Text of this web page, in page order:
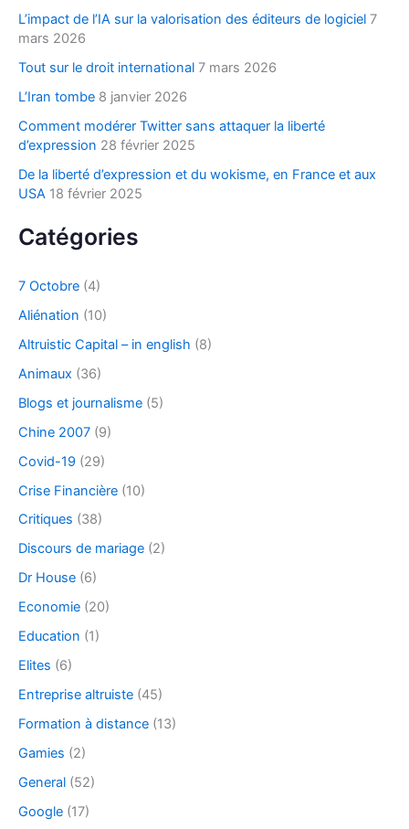
r
:
L’impact de l’IA sur la valorisation des éditeurs de logiciel 7
mars 2026
Tout sur le droit international 7 mars 2026
L’Iran tombe 8 janvier 2026
Comment modérer Twitter sans attaquer la liberté
d’expression 28 février 2025
De la liberté d’expression et du wokisme, en France et aux
USA 18 février 2025
Catégories
7 Octobre (4)
Aliénation (10)
Altruistic Capital – in english (8)
Animaux (36)
Blogs et journalisme (5)
Chine 2007 (9)
Covid-19 (29)
Crise Financière (10)
Critiques (38)
Discours de mariage (2)
Dr House (6)
Economie (20)
Education (1)
Elites (6)
Entreprise altruiste (45)
Formation à distance (13)
Gamies (2)
General (52)
Google (17)